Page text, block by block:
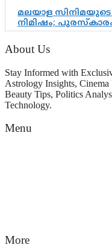
മലയാള
നിമിഷം;
ആഘോഷമാകട്ടെ,
About Us
Stay Informed with
Astrology Insights,
Beauty Tips, Politics
Technology.
Menu
More